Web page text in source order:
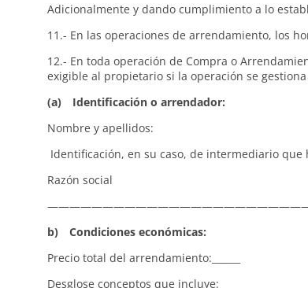
Adicionalmente y dando cumplimiento a lo
11.- En las operaciones de arrendamiento, los
12.- En toda operación de Compra o
exigible al propietario si la operación se
(a) Identificación o arrendador:
Nombre y apellidos:
Identificación, en su caso, de intermediario
Razón social
b) Condiciones económicas:
Precio total del arrendamiento:______
Desglose conceptos que incluye: